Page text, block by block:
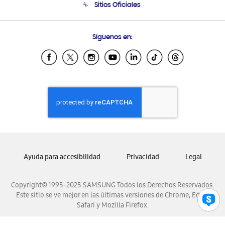
Condiciones de Compra
Soporte vía eMail
Sitios Oficiales
Samsung Ecuador
Samsung El Salvador
Samsung Honduras
Samsung Nicaragua
Samsung Panamá
Samsung Venezuela
Síguenos en:
Copyright© 1995-2025 SAMSUNG Todos los Derechos Reservados.
Este sitio se ve mejor en las últimas versiones de Chrome, Edge,
Safari y Mozilla Firefox.
Ayuda para accesibilidad Privacidad Legal